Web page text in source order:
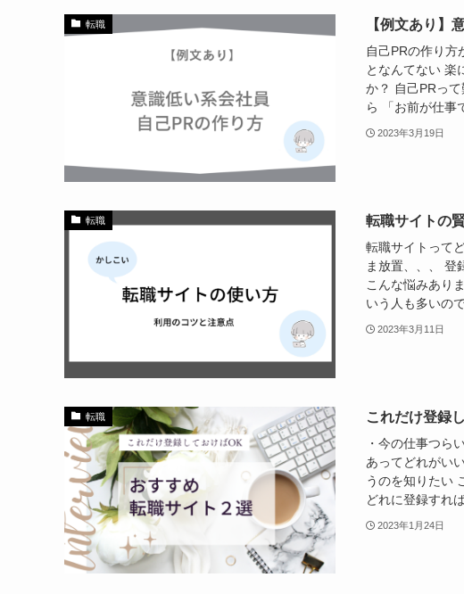
転職 【例文あり】
自己PRの作り方
となんてない 楽
か？ 自己PRっ
ら 「お前が仕事
2023年3月19日
転職 転職サイトの
転職サイトって
ま放置、、、 登
こんな悩みあり
いう人も多いの
2023年3月11日
転職 これだけ登録
・今の仕事つら
あってどれがい
うのを知りたい
どれに登録すれば
2023年1月24日